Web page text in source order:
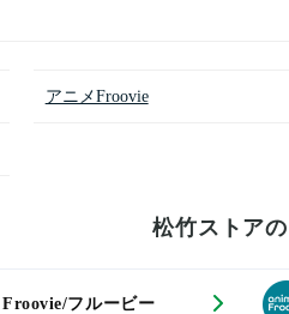
アニメFroovie
松竹ストア
Froovie/フルービー